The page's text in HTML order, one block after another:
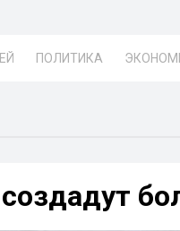
ПОЛИТИКА